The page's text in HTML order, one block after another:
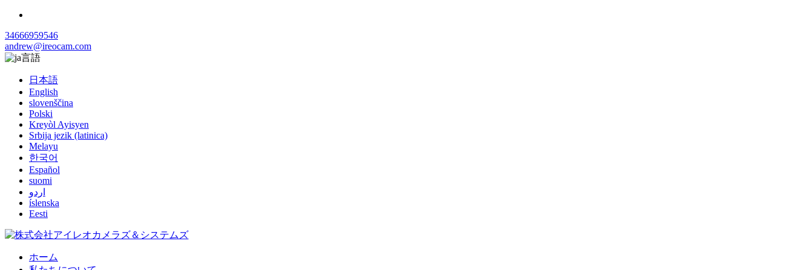
34666959546
andrew@ireocam.com
言語
日本語
English
slovenščina
Polski
Kreyòl Ayisyen
Srbija jezik (latinica)
Melayu
한국어
Español
suomi
اردو
íslenska
Eesti
ホーム